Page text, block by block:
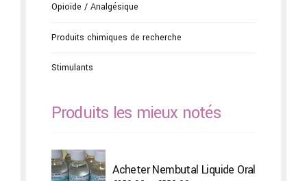
Opioïde / Analgésique
Produits chimiques de recherche
Stimulants
Produits les mieux notés
Acheter Nembutal Liquide Oral